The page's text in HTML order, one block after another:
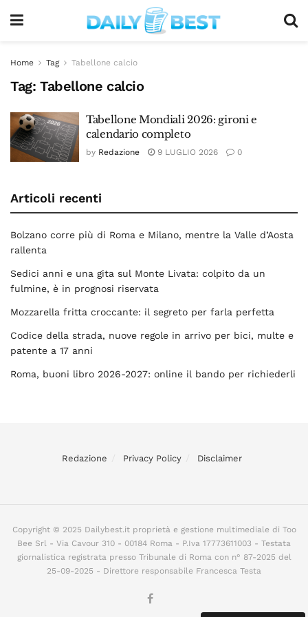
Home Tag Tabellone calcio
Tag: Tabellone calcio
Tabellone Mondiali 2026: gironi e
calendario completo
by Redazione 9 LUGLIO 2026 0
Articoli recenti
Bolzano corre più di Roma e Milano, mentre la Valle d’Aosta
rallenta
Sedici anni e una gita sul Monte Livata: colpito da un
fulmine, è in prognosi riservata
Mozzarella fritta croccante: il segreto per farla perfetta
Codice della strada, nuove regole in arrivo per bici, multe e
patente a 17 anni
Roma, buoni libro 2026-2027: online il bando per richiederli
Redazione Privacy Policy Disclaimer
Copyright © 2025 Dailybest.it proprietà e gestione multimediale di Too
Bee Srl - Via Cavour 310 - 00184 Roma - P.Iva 17773611003 - Testata
giornalistica registrata presso Tribunale di Roma con n° 87-2025 del
25-09-2025 - Direttore responsabile Francesca Testa